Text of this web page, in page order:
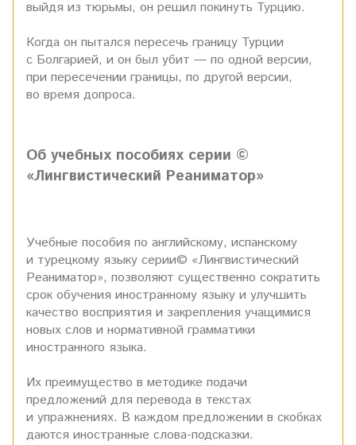
выйдя из тюрьмы, он решил покинуть Турцию.
Когда он пытался пересечь границу Турции
с Болгарией, и он был убит — по одной версии,
при пересечении границы, по другой версии,
во время допроса.
Об учебных пособиях серии ©
«Лингвистический Реаниматор»
Учебные пособия по английскому, испанскому
и турецкому языку серии© «Лингвистический
Реаниматор», позволяют существенно сократить
срок обучения иностранному языку и улучшить
качество восприятия и закрепления учащимися
новых слов и нормативной грамматики
иностранного языка.
Их преимущество в методике подачи
предложений для перевода в текстах
и упражнениях. В каждом предложении в скобках
даются иностранные слова-подсказки.